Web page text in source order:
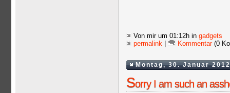
Von mir um 01:12h in gadgets
permalink
Kommentar(0
Montag, 30. Januar 2012
Sorry I am such an